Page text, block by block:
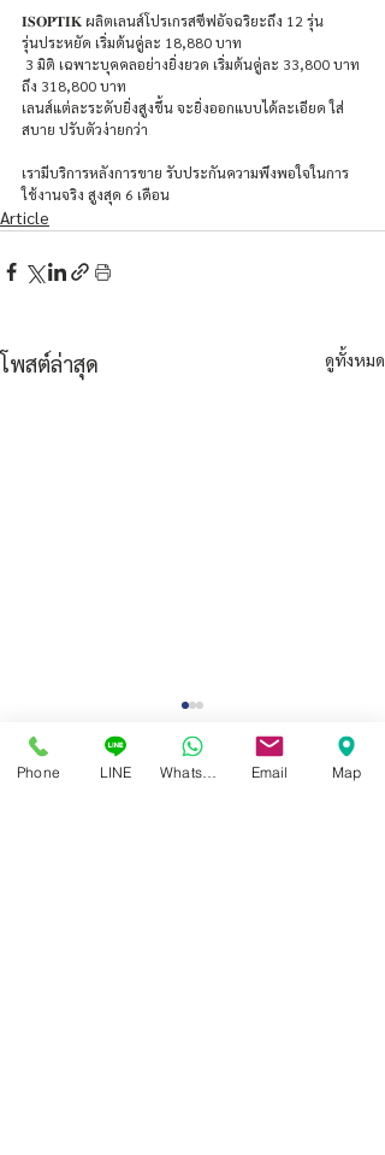
𝐈𝐒𝐎𝐏𝐓𝐈𝐊 ผลิตเลนส์โปรเกรสซีฟอัจฉริยะถึง 12 รุ่น
รุ่นประหยัด เริ่มต้นคู่ละ 18,880 บาท
ถึง 318,800 บาท
เลนส์แต่ละระดับยิ่งสูงขึ้น จะยิ่งออกแบบได้ละเอียด ใส่
สบาย ปรับตัวง่ายกว่า
เรามีบริการหลังการขาย รับประกันความพึงพอใจในการ
ใช้งานจริง สูงสุด 6 เดือน
Article
โพสต์ล่าสุด ดูทั้งหมด
Phone LINE Email Map